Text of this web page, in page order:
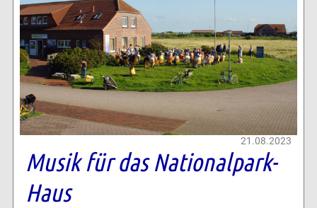
21.08.2023
Musik für das Nationalpark-
Haus